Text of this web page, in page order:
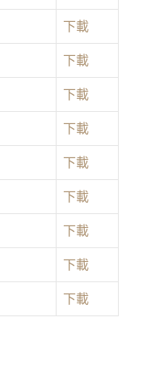
下載
下載
下載
下載
下載
下載
下載
下載
下載